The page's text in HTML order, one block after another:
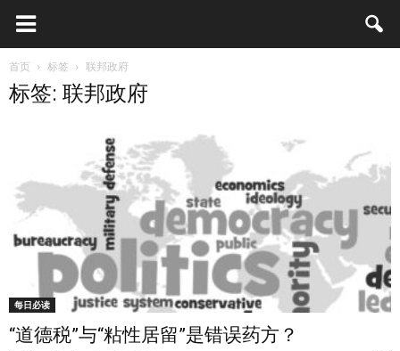
首页 标签 联邦政府
标签: 联邦政府
每日必读
“道德税”与“粘性居留”是错误药方？